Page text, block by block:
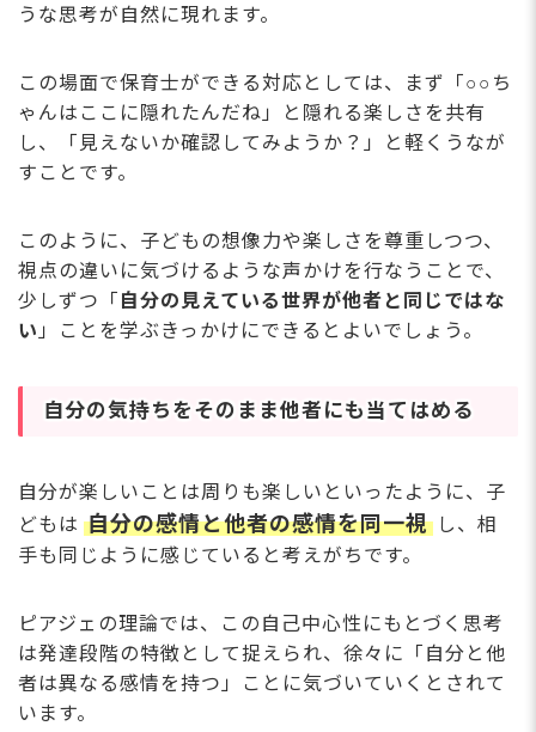
うな思考が自然に現れます。
この場面で保育士ができる対応としては、まず「○○ち
ゃんはここに隠れたんだね」と隠れる楽しさを共有
し、「見えないか確認してみようか？」と軽くうなが
すことです。
このように、子どもの想像力や楽しさを尊重しつつ、
視点の違いに気づけるような声かけを行なうことで、
少しずつ「 自分の見えている世界が他者と同じではな
い 」ことを学ぶきっかけにできるとよいでしょう。
自分の気持ちをそのまま他者にも当てはめる
自分が楽しいことは周りも楽しいといったように、子
どもは 自分の感情と他者の感情を同一視 し、相
手も同じように感じていると考えがちです。
ピアジェの理論では、この自己中心性にもとづく思考
は発達段階の特徴として捉えられ、徐々に「自分と他
者は異なる感情を持つ」ことに気づいていくとされて
います。